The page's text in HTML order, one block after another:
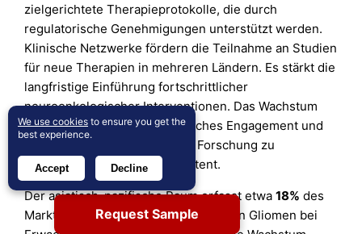
zielgerichtete Therapieprotokolle, die durch
regulatorische Genehmigungen unterstützt werden.
Klinische Netzwerke fördern die Teilnahme an Studien
für neue Therapien in mehreren Ländern. Es stärkt die
langfristige Einführung fortschrittlicher
neuroonkologischer Interventionen. Das Wachstum
bleibt durch starkes akademisches Engagement und
steigende Investitionen in die Forschung zu
hochgradigen Gliomen konsistent.
Der asiatisch-pazifische Raum erfasst etwa18% des
Marktes für Therapeutika bei malignen Gliomen bei
Request Sample
We use cookies to ensure you get the
best experience.
Accept Decline